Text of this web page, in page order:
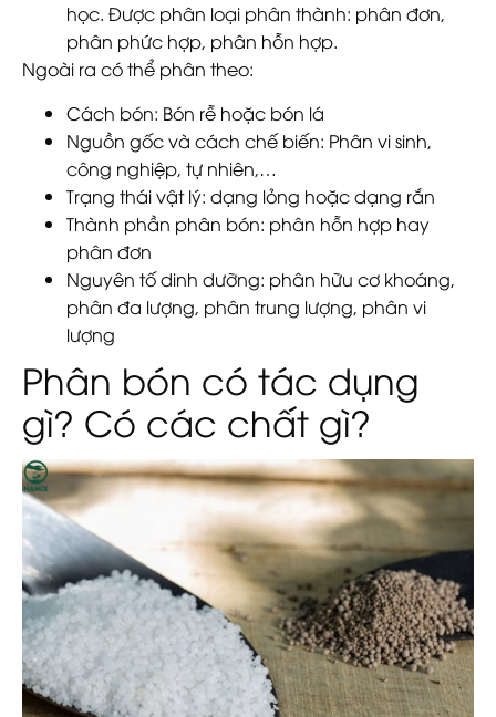
học. Được phân loại phân thành: phân đơn,
phân phức hợp, phân hỗn hợp.
Ngoài ra có thể phân theo:
Cách bón: Bón rễ hoặc bón lá
Nguồn gốc và cách chế biến: Phân vi sinh,
công nghiệp, tự nhiên,…
Trạng thái vật lý: dạng lỏng hoặc dạng rắn
Thành phần phân bón: phân hỗn hợp hay
phân đơn
Nguyên tố dinh dưỡng: phân hữu cơ khoáng,
phân đa lượng, phân trung lượng, phân vi
lượng
Phân bón có tác dụng
gì? Có các chất gì?